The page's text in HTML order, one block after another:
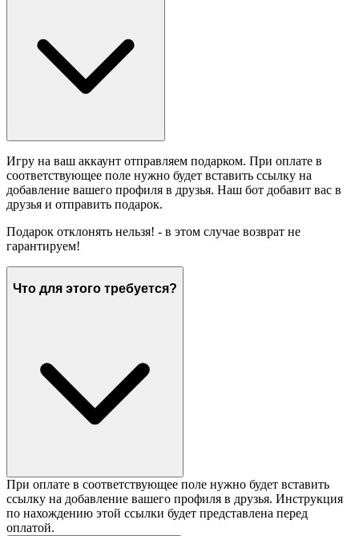
Игру на ваш аккаунт отправляем подарком. При оплате в
соответствующее поле нужно будет вставить ссылку на
добавление вашего профиля в друзья. Наш бот добавит вас в
друзья и отправить подарок.
Подарок отклонять нельзя! - в этом случае возврат не
гарантируем!
Что для этого требуется?
При оплате в соответствующее поле нужно будет вставить
ссылку на добавление вашего профиля в друзья. Инструкция
по нахождению этой ссылки будет представлена перед
оплатой.